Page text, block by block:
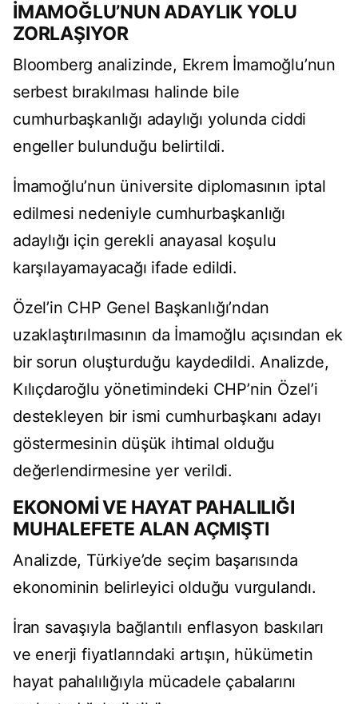
İMAMOĞLU’NUN ADAYLIK YOLU
ZORLAŞIYOR
Bloomberg analizinde, Ekrem İmamoğlu’nun
serbest bırakılması halinde bile
cumhurbaşkanlığı adaylığı yolunda ciddi
engeller bulunduğu belirtildi.
İmamoğlu’nun üniversite diplomasının iptal
edilmesi nedeniyle cumhurbaşkanlığı
adaylığı için gerekli anayasal koşulu
karşılayamayacağı ifade edildi.
Özel’in CHP Genel Başkanlığı’ndan
uzaklaştırılmasının da İmamoğlu açısından ek
bir sorun oluşturduğu kaydedildi. Analizde,
Kılıçdaroğlu yönetimindeki CHP’nin Özel’i
destekleyen bir ismi cumhurbaşkanı adayı
göstermesinin düşük ihtimal olduğu
değerlendirmesine yer verildi.
EKONOMİ VE HAYAT PAHALILIĞI
MUHALEFETE ALAN AÇMIŞTI
Analizde, Türkiye’de seçim başarısında
ekonominin belirleyici olduğu vurgulandı.
İran savaşıyla bağlantılı enflasyon baskıları
ve enerji fiyatlarındaki artışın, hükümetin
hayat pahalılığıyla mücadele çabalarını